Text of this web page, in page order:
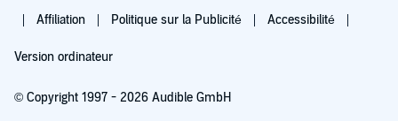
Affiliation Politique sur la Publicité Accessibilité
Version ordinateur
© Copyright 1997 - 2026 Audible GmbH